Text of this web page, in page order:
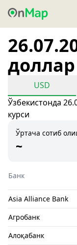
USD
Ўзбекистонда
курси
Ўртача сотиб
~
Банк
Asia Alliance Bank
Агробанк
Алоқабанк